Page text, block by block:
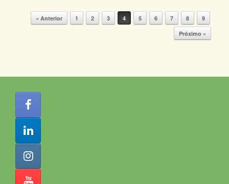
Navegação de posts
« Anterior 1 2 3 4 5 6 7 8
9
Próximo »